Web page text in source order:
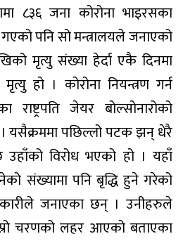
८३६ जना कोरोना भाइरसका
पनि सो मन्त्रालयले जनाएको
मृत्यु संख्या हेर्दा एकै दिनमा
हो । कोरोना नियन्त्रण गर्न
जेयर बोल्सोनारोको
पछिल्लो पटक झन् धेरै
विरोध भएको हो । यहाँ
संख्यामा पनि बृद्धि हुने गरेको
जनाएका छन् । उनीहरुले
चरणको लहर आएको बताएका